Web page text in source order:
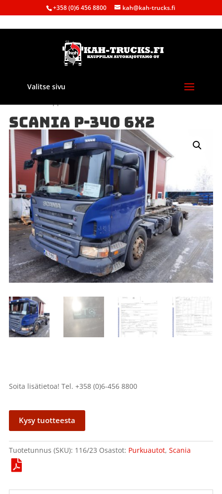
+358 (0)6 456 8800 kah@kah-trucks.fi
Valitse sivu
SCANIA P-340 6X2
Soita lisätietoa! Tel. +358 (0)6-456 8800
Kysy tuotteesta
Tuotetunnus (SKU): 116/23 Osastot: Purkuautot, Scania